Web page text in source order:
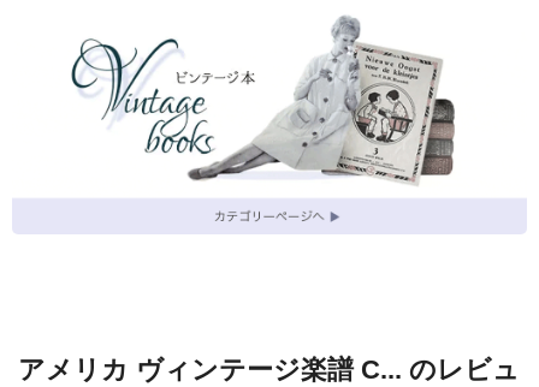
アメリカ ヴィンテージ楽譜 C... のレビュ